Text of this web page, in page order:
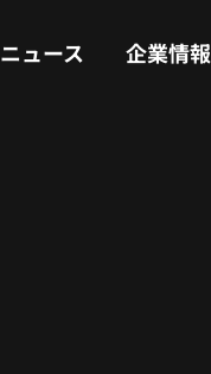
ニュース 企業情報